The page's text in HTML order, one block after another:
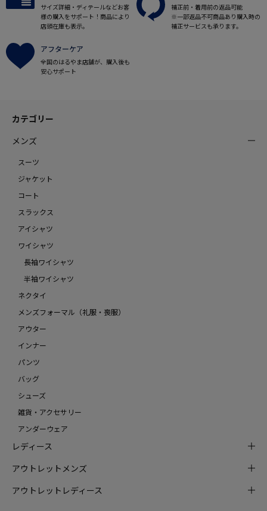
サイズ詳細・ディテールなどお客
様の購入をサポート！商品により
店頭在庫も表示。
補正前・着用前の返品可能
※一部返品不可商品あり購入時の
補正サービスも承ります。
アフターケア
全国のはるやま店舗が、購入後も
安心サポート
カテゴリー
メンズ
スーツ
ジャケット
コート
スラックス
アイシャツ
ワイシャツ
長袖ワイシャツ
半袖ワイシャツ
ネクタイ
メンズフォーマル（礼服・喪服）
アウター
インナー
パンツ
バッグ
シューズ
雑貨・アクセサリー
アンダーウェア
レディース
アウトレットメンズ
アウトレットレディース